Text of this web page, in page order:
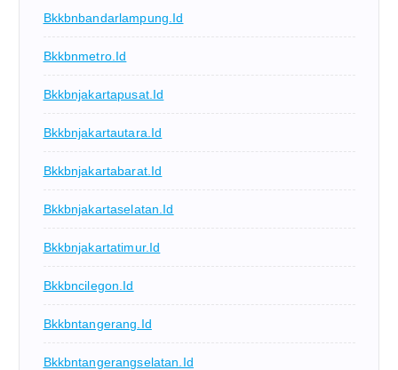
Bkkbnbandarlampung.id
Bkkbnmetro.id
Bkkbnjakartapusat.id
Bkkbnjakartautara.id
Bkkbnjakartabarat.id
Bkkbnjakartaselatan.id
Bkkbnjakartatimur.id
Bkkbncilegon.id
Bkkbntangerang.id
Bkkbntangerangselatan.id